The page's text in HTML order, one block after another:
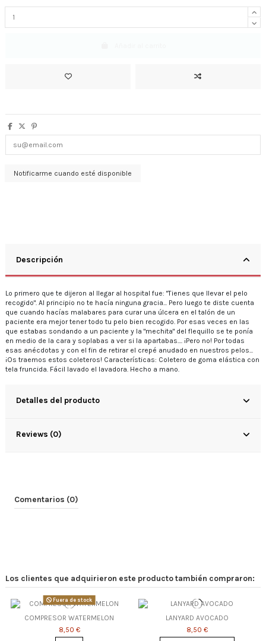
Descripción
Lo primero que te dijeron al llegar al hospital fue: "Tienes que llevar el pelo
recogido". Al principio no te hacía ninguna gracia... Pero luego te diste cuenta
que cuando hacías malabares para curar una úlcera en el talón de un
paciente era mejor tener todo tu pelo bien recogido. Por esas veces en las
que estabas sondando a un paciente y la "mechita" del flequillo se te ponía
en medio de la cara y soplabas a ver si la apartabas.... ¡Pero no! Por todas
esas anécdotas y con el fin de retirar el crepé anudado en nuestros pelos...
¡Os traemos estos coleteros! Características: Coletero de goma elástica con
tela fruncida. Fácil lavado el lavadora. Hecho a mano.
Detalles del producto
Reviews (0)
Comentarios (0)
Los clientes que adquirieron este producto también compraron:
Fuera de stock
COMPRESOR WATERMELON
8,50 €
LANYARD AVOCADO
8,50 €